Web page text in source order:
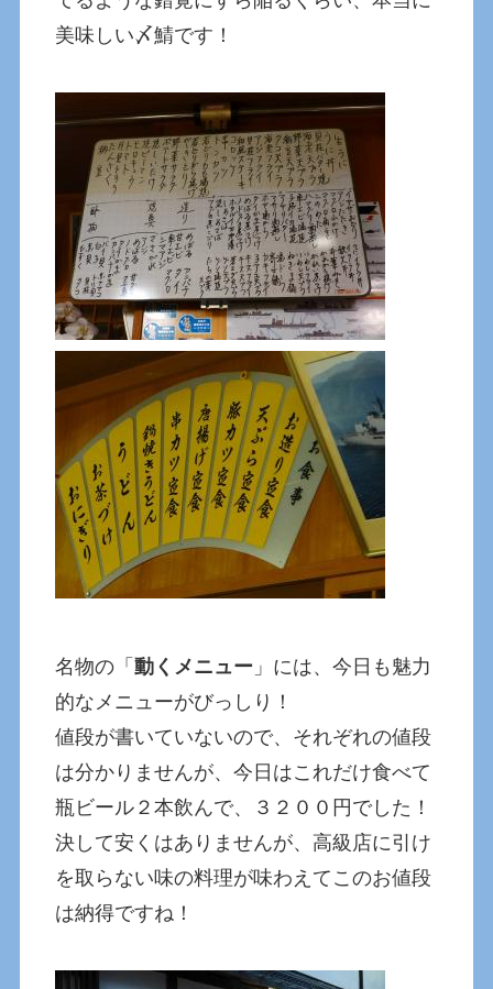
美味しい〆鯖です！
名物の「動くメニュー 」には、今日も魅力
的なメニューがびっしり！
値段が書いていないので、それぞれの値段
は分かりませんが、今日はこれだけ食べて
瓶ビール２本飲んで、３２００円でした！
決して安くはありませんが、高級店に引け
を取らない味の料理が味わえてこのお値段
は納得ですね！